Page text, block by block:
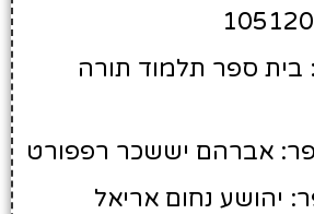
ספר תלמוד תורה
אברהם יששכר רפפורט
יהושע נחום אריאל